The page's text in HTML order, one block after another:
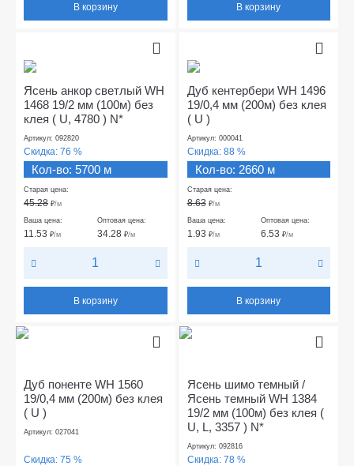
В корзину В корзину
Ясень анкор светлый WH
1468 19/2 мм (100м) без
клея ( U, 4780 ) N*
Артикул: 092820
Скидка: 76 %
Кол-во: 5700 м
Старая цена:
45.28 ₽/м
Ваша цена:
11.53 ₽/м
Оптовая цена:
34.28₽/м
В корзину
Дуб кентербери WH 1496
19/0,4 мм (200м) без клея
( U )
Артикул: 000041
Скидка: 88 %
Кол-во: 2660 м
Старая цена:
8.63 ₽/м
Ваша цена:
1.93 ₽/м
Оптовая цена:
6.53 ₽/м
В корзину
Дуб поненте WH 1560
19/0,4 мм (200м) без клея
( U )
Артикул: 027041
Скидка: 75 %
Ясень шимо темный /
Ясень темный WH 1384
19/2 мм (100м) без клея (
U, L, 3357 ) N*
Артикул: 092816
Скидка: 78 %